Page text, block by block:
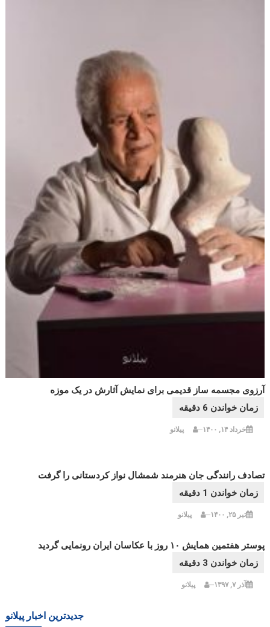
آرزوی مجسمه ساز قدیمی برای نمایش آثارش در یک موزه
خرداد ۱۴, ۱۴۰۰ پیلانو
تصادف رانندگی جان هنرمند شمشال نواز کردستانی را گرفت
تیر ۲۵, ۱۴۰۰ پیلانو
پوستر هفتمین همایش ۱۰ روز با عکاسان ایران رونمایی گردید
آذر ۷, ۱۳۹۷ پیلانو
جدیدترین اخبار پیلانو